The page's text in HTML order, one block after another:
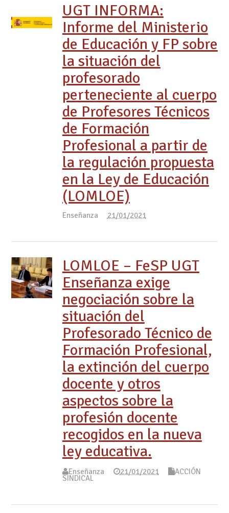
UGT INFORMA:
Informe del Ministerio
de Educación y FP sobre
la situación del
profesorado
perteneciente al cuerpo
de Profesores Técnicos
de Formación
Profesional a partir de
la regulación propuesta
en la Ley de Educación
(LOMLOE)
Enseñanza 21/01/2021
LOMLOE – FeSP UGT
Enseñanza exige
negociación sobre la
situación del
Profesorado Técnico de
Formación Profesional,
la extinción del cuerpo
docente y otros
aspectos sobre la
profesión docente
recogidos en la nueva
ley educativa.
Enseñanza 21/01/2021 ACCIÓN
SINDICAL